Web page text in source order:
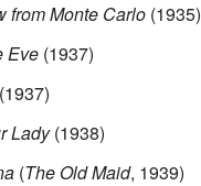
from Monte Carlo(1935)
Eve(1937)
Lady(1938)
(The Old Maid, 1939)